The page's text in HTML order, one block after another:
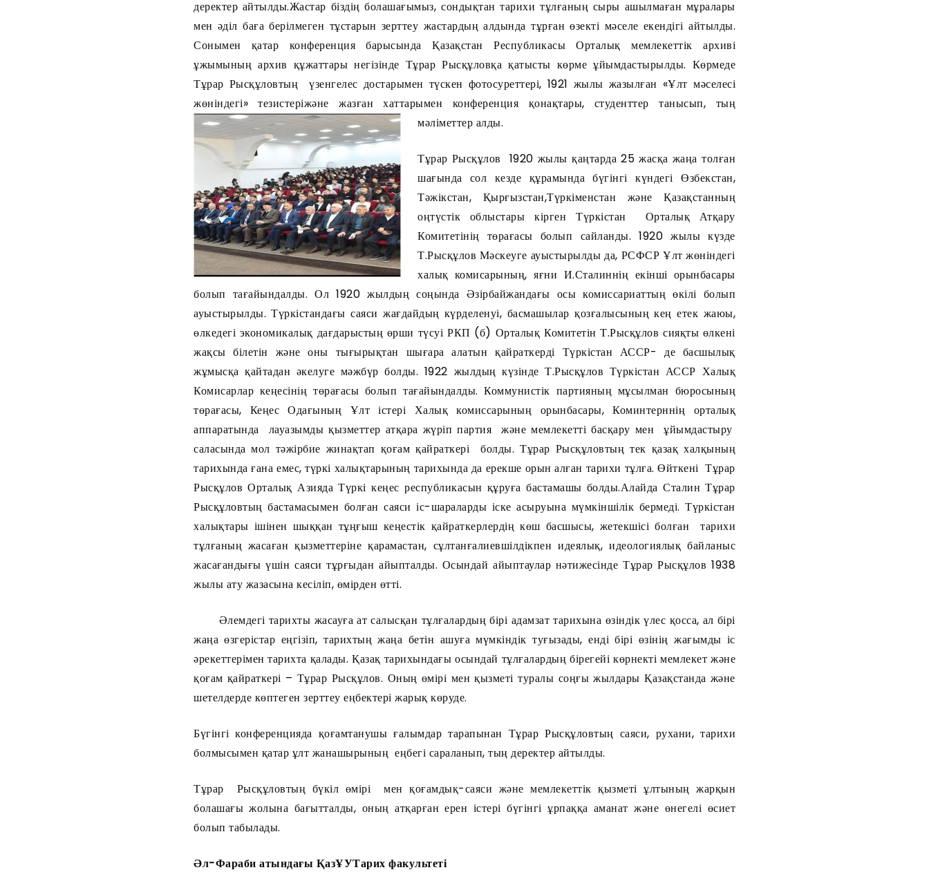
деректер айтылды.Жастар біздің болашағымыз, сондықтан тарихи тұлғаның сыры ашылмаған мұралары
мен әділ баға берілмеген тұстарын зерттеу жастардың алдында тұрған өзекті мәселе екендігі айтылды.
Сонымен қатар конференция барысында Қазақстан Республикасы Орталық мемлекеттік архиві
ұжымының архив құжаттары негізінде Тұрар Рысқұловқа қатысты көрме ұйымдастырылды. Көрмеде
Тұрар Рысқұловтың үзенгелес достарымен түскен фотосуреттері, 1921 жылы жазылған «Ұлт мәселесі
жөніндегі» тезистеріжәне жазған хаттарымен конференция қонақтары, студенттер танысып, тың
мәліметтер алды.
Тұрар Рысқұлов 1920 жылы қаңтарда 25 жасқа жаңа толған
шағында сол кезде құрамында бүгінгі күндегі Өзбекстан,
Тәжікстан, Қырғызстан,Түркіменстан және Қазақстанның
оңтүстік облыстары кірген Түркістан Орталық Атқару
Комитетінің төрағасы болып сайланды. 1920 жылы күзде
Т.Рысқұлов Мәскеуге ауыстырылды да, РСФСР Ұлт жөніндегі
халық комисарының, яғни И.Сталиннің екінші орынбасары
болып тағайындалды. Ол 1920 жылдың соңында Әзірбайжандағы осы комиссариаттың өкілі болып
ауыстырылды. Түркістандағы саяси жағдайдың күрделенуі, басмашылар қозғалысының кең етек жаюы,
өлкедегі экономикалық дағдарыстың өрши түсуі РКП (б) Орталық Комитетін Т.Рысқұлов сияқты өлкені
жақсы білетін және оны тығырықтан шығара алатын қайраткерді Түркістан АССР- де басшылық
жұмысқа қайтадан әкелуге мәжбүр болды. 1922 жылдың күзінде Т.Рысқұлов Түркістан АССР Халық
Комисарлар кеңесінің төрағасы болып тағайындалды. Коммунистік партияның мұсылман бюросының
төрағасы, Кеңес Одағының Ұлт істері Халық комиссарының орынбасары, Коминтерннің орталық
аппаратында лауазымды қызметтер атқара жүріп партия және мемлекетті басқару мен ұйымдастыру
саласында мол тәжірбие жинақтап қоғам қайраткері болды. Тұрар Рысқұловтың тек қазақ халқының
тарихында ғана емес, түркі халықтарының тарихында да ерекше орын алған тарихи тұлға. Өйткені Тұрар
Рысқұлов Орталық Азияда Түркі кеңес республикасын құруға бастамашы болды.Алайда Сталин Тұрар
Рысқұловтың бастамасымен болған саяси іс-шараларды іске асыруына мүмкіншілік бермеді. Түркістан
халықтары ішінен шыққан тұңғыш кеңестік қайраткерлердің көш басшысы, жетекшісі болған тарихи
тұлғаның жасаған қызметтеріне қарамастан, сұлтанғалиевшілдікпен идеялық, идеологиялық байланыс
жасағандығы үшін саяси тұрғыдан айыпталды. Осындай айыптаулар нәтижесінде Тұрар Рысқұлов 1938
жылы ату жазасына кесіліп, өмірден өтті.
Әлемдегі тарихты жасауға ат салысқан тұлғалардың бірі адамзат тарихына өзіндік үлес қосса, ал бірі
жаңа өзгерістар еңгізіп, тарихтың жаңа бетін ашуға мүмкіндік туғызады, енді бірі өзінің жағымды іс
әрекеттерімен тарихта қалады. Қазақ тарихындағы осындай тұлғалардың бірегейі көрнекті мемлекет және
қоғам қайраткері – Тұрар Рысқұлов. Оның өмірі мен қызметі туралы соңғы жылдары Қазақстанда және
шетелдерде көптеген зерттеу еңбектері жарық көруде.
Бүгінгі конференцияда қоғамтанушы ғалымдар тарапынан Тұрар Рысқұловтың саяси, рухани, тарихи
болмысымен қатар ұлт жанашырының еңбегі сараланып, тың деректер айтылды.
Тұрар Рысқұловтың бүкіл өмірі мен қоғамдық-саяси және мемлекеттік қызметі ұлтының жарқын
болашағы жолына бағытталды, оның атқарған ерен істері бүгінгі ұрпаққа аманат және өнегелі өсиет
болып табылады.
Әл-Фараби атындағы ҚазҰУТарих факультеті